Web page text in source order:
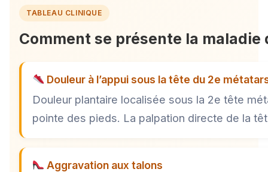
TABLEAU CLINIQUE
Comment se présente la maladie
Douleur à l’appui sous la tête du 2e
Douleur plantaire localisée sous la 2e tête
pointe des pieds. La palpation directe de la
Aggravation aux talons